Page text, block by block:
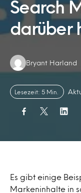
Search
darüber
Authors:
Bryant Harland
Lesezeit: 5 Min.
Es gibt einige
Markeninhalte in